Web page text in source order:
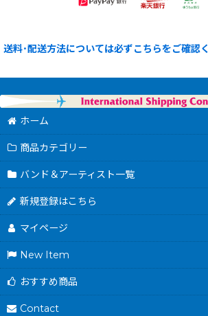
送料･配送方法については必ずこちらをご確認く
ホーム
商品カテゴリー
バンド＆アーティスト一覧
新規登録はこちら
マイページ
New Item
おすすめ商品
Contact